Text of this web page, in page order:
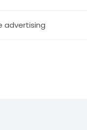
advertising